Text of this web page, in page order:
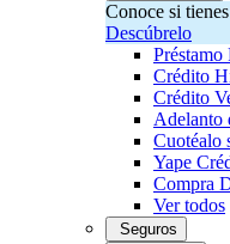
Conoce si
Descúbrelo
Préstamo
Crédito
Crédito
Adelanto
Cuotéalo
Yape
Compra
Ver todos
Seguros